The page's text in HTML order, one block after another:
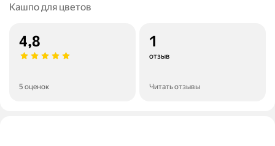
Кашпо для цветов
4,8
5 оценок
1
отзыв
Читать отзывы